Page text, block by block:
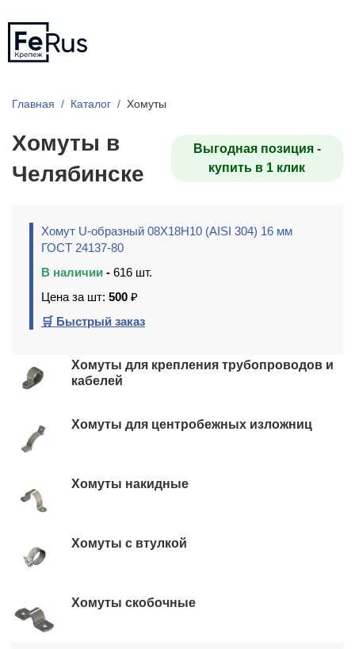
Главная Каталог Хомуты
Хомуты в
Челябинске
Выгодная позиция -
купить в 1 клик
Хомут U-образный 08Х18Н10 (AISI 304) 16 мм
ГОСТ 24137-80
В наличии - 616 шт.
Цена за шт: 500 ₽
🛒 Быстрый заказ
Хомуты для крепления трубопроводов и
кабелей
Хомуты для центробежных изложниц
Хомуты накидные
Хомуты с втулкой
Хомуты скобочные